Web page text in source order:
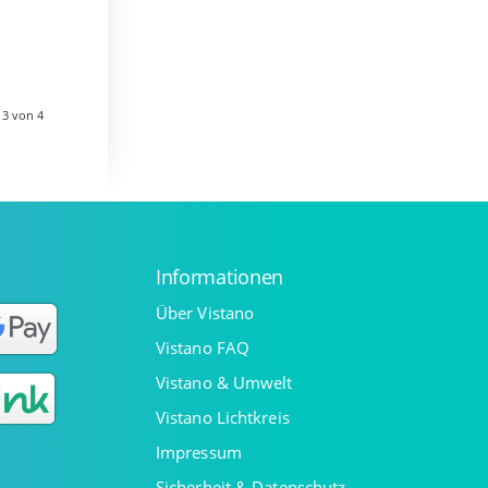
3 von 4
Informationen
Über Vistano
Vistano FAQ
Vistano & Umwelt
Vistano Lichtkreis
Impressum